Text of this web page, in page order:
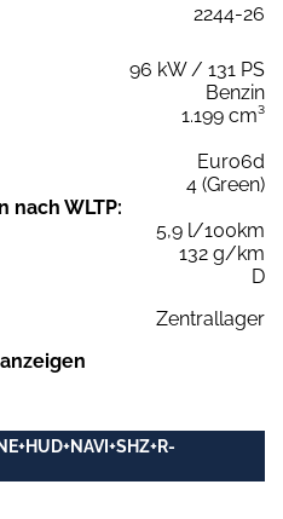
2244-26
96 kW / 131 PS
Benzin
1.199 cm³
Euro6d
4 (Green)
nach WLTP:
5,9 l/100km
132 g/km
D
Zentrallager